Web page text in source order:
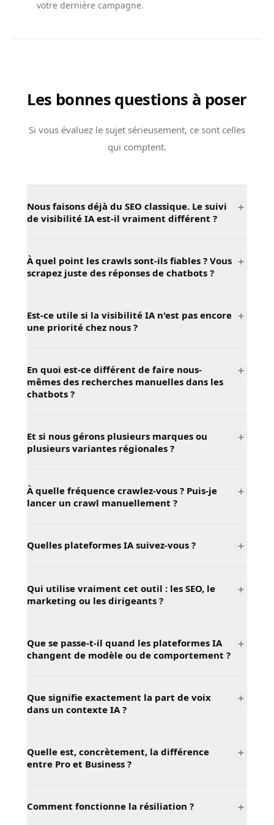
votre dernière campagne.
Les bonnes questions à poser
Si vous évaluez le sujet sérieusement, ce sont celles
qui comptent.
Nous faisons déjà du SEO classique. Le suivi
de visibilité IA est-il vraiment différent ?
À quel point les crawls sont-ils fiables ? Vous
scrapez juste des réponses de chatbots ?
Est-ce utile si la visibilité IA n'est pas encore
une priorité chez nous ?
En quoi est-ce différent de faire nous-
mêmes des recherches manuelles dans les
chatbots ?
Et si nous gérons plusieurs marques ou
plusieurs variantes régionales ?
À quelle fréquence crawlez-vous ? Puis-je
lancer un crawl manuellement ?
Quelles plateformes IA suivez-vous ?
Qui utilise vraiment cet outil : les SEO, le
marketing ou les dirigeants ?
Que se passe-t-il quand les plateformes IA
changent de modèle ou de comportement ?
Que signifie exactement la part de voix
dans un contexte IA ?
Quelle est, concrètement, la différence
entre Pro et Business ?
Comment fonctionne la résiliation ?